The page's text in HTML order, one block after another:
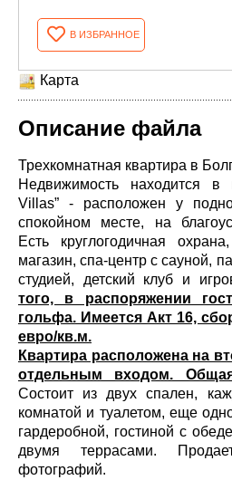
В ИЗБРАННОЕ
Карта
Описание файла
Трехкомнатная квартира в
Недвижимость находится в
Villas” - расположен у
спокойном месте, на
Есть круглогодичная
магазин, спа-центр с сауной,
студией, детский клуб и
того, в распоряжении
гольфа. Имеется Акт 16,
евро/кв.м.
Квартира расположена на
отдельным входом.
Состоит из двух спален,
комнатой и туалетом, еще
гардеробной, гостиной с
двумя террасами.
фотографий.